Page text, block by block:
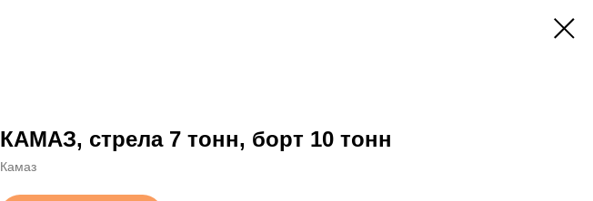
КАМАЗ, стрела 7 тонн, борт 10 тонн
Камаз